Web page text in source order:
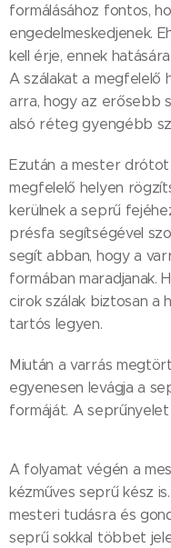
formálásához fontos,
engedelmeskedjenek.
kell érje, ennek
A szálakat a megfelelő
arra, hogy az erősebb
alsó réteg gyengébb
Ezután a mester drótot
megfelelő helyen
kerülnek a seprű
présfa segítségével
segít abban, hogy a
formában maradjanak.
cirok szálak biztosan a
tartós legyen.
Miután a varrás
egyenesen levágja a
formáját. A
A folyamat végén a
kézműves seprű kész
mesteri tudásra és
seprű sokkal többet